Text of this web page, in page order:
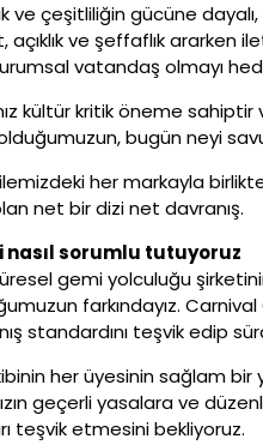
ve çeşitliliğin gücüne
açıklık ve şeffaflık ararken
vatandaş olmayı
kültür kritik öneme
bugün neyi
her markayla
net bir dizi net davranış.
nasıl sorumlu tutuyoruz
gemi yolculuğu
farkındayız.
standardını teşvik edip
her üyesinin sağlam bir
geçerli yasalara ve
teşvik etmesini bekliyoruz.